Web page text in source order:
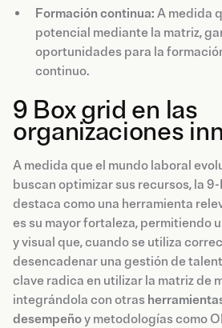
Formación continua: A medida
potencial mediante la matriz,
oportunidades para la
continuo.
9 Box grid en las
organizaciones
A medida que el mundo laboral
buscan optimizar sus recursos, la
destaca como una herramienta
es su mayor fortaleza, permitiendo
y visual que, cuando se utiliza
desencadenar una gestión de
clave radica en utilizar la matriz de
integrándola con otras
desempeñoy metodologías como